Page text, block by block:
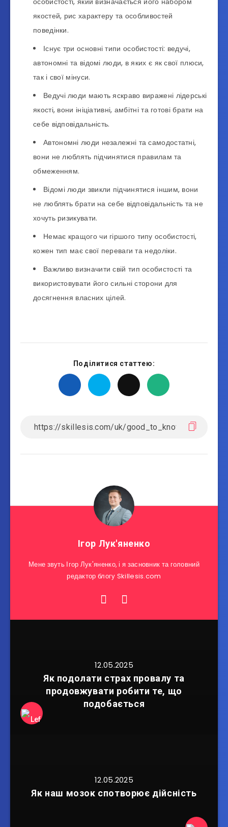
якостей, рис характеру та особливостей
поведінки.
Існує три основні типи особистості: ведучі,
автономні та відомі люди, в яких є як свої плюси,
так і свої мінуси.
Ведучі люди мають яскраво виражені лідерські
якості, вони ініціативні, амбітні та готові брати на
себе відповідальність.
Автономні люди незалежні та самодостатні,
вони не люблять підчинятися правилам та
обмеженням.
Відомі люди звикли підчинятися іншим, вони
не люблять брати на себе відповідальність та не
хочуть ризикувати.
Немає кращого чи гіршого типу особистості,
кожен тип має свої переваги та недоліки.
Важливо визначити свій тип особистості та
використовувати його сильні сторони для
досягнення власних цілей.
Поділитися статтею:
Ігор Лук'яненко
Мене звуть Ігор Лук'яненко, і я засновник та головний
редактор блогу Skillesis.com
12.05.2025
Як подолати страх провалу та
продовжувати робити те, що
подобається
12.05.2025
Як наш мозок спотворює дійсність